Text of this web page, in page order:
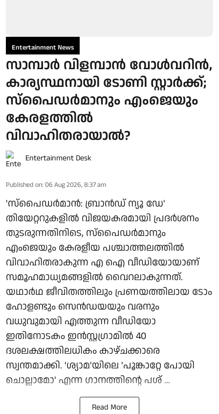
Entertainment News
സാമ്പാർ വിളമ്പാൻ വോൾവറിൻ,
കാര്യസ്ഥനായി ടോണി സ്റ്റാർക്ക്;
സ്പൈഡർമാനും എംജെയും
കേരളത്തിൽ
വിവാഹിതരായാൽ?
Entertainment Desk
Published on: 06 Aug 2026, 8:37 am
'സ്‌പൈഡർമാൻ: ബ്രാൻഡ് ന്യൂ ഡേ'
തിയേറ്ററുകളിൽ വിജയകരമായി പ്രദർശനം
തുടരുന്നതിനിടെ, സ്പൈഡർമാനും
എംജെയും കേരളീയ പശ്ചാത്തലത്തിൽ
വിവാഹിതരാകുന്ന എ ഐ വീഡിയോയാണ്
സമൂഹമാധ്യമങ്ങളിൽ വൈറലാകുന്നത്.
യഥാർഥ ജീവിതത്തിലും പ്രണയത്തിലായ ടോം
ഹോളണ്ടും സെൻഡയയും വരനും
വധുവുമായി എത്തുന്ന വീഡിയോ
ഇതിനോടകം ഇൻസ്റ്റഗ്രാമിൽ 40
ദശലക്ഷത്തിലധികം കാഴ്ചക്കാരെ
സ്വന്തമാക്കി. 'ശ്യാമ'യിലെ 'പൂങ്കാറ്റേ പോയി
ചൊല്ലാമോ' എന്ന ഗാനത്തിന്റെ പശ് ...
Read More